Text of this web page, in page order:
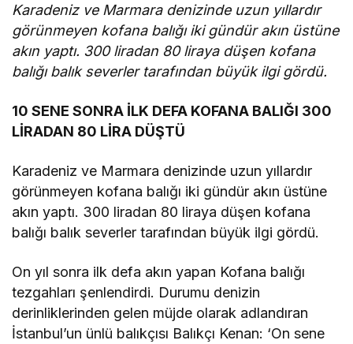
Karadeniz ve Marmara denizinde uzun yıllardır
görünmeyen kofana balığı iki gündür akın üstüne
akın yaptı. 300 liradan 80 liraya düşen kofana
balığı balık severler tarafından büyük ilgi gördü.
10 SENE SONRA İLK DEFA KOFANA BALIĞI 300
LİRADAN 80 LİRA DÜŞTÜ
Karadeniz ve Marmara denizinde uzun yıllardır
görünmeyen kofana balığı iki gündür akın üstüne
akın yaptı. 300 liradan 80 liraya düşen kofana
balığı balık severler tarafından büyük ilgi gördü.
On yıl sonra ilk defa akın yapan Kofana balığı
tezgahları şenlendirdi. Durumu denizin
derinliklerinden gelen müjde olarak adlandıran
İstanbul’un ünlü balıkçısı Balıkçı Kenan: ‘On sene